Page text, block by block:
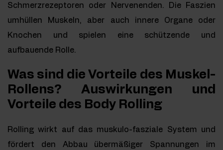
Schmerzrezeptoren oder Nervenenden. Die Faszien
umhüllen Muskeln, aber auch innere Organe oder
Knochen und spielen eine schützende und
aufbauende Rolle.
Was sind die Vorteile des Muskel-
Rollens? Auswirkungen und
Vorteile des Body Rolling
Rolling wirkt auf das muskulo-fasziale System und
fördert den Abbau übermäßiger Spannungen im